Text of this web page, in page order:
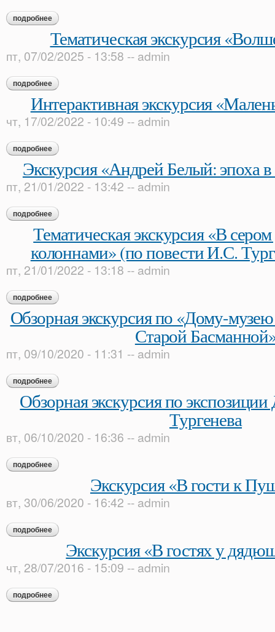
подробнее о тематическая экскурсия «мой идеал теперь — хозяйка…»
Тематическая экскурсия
пт, 07/02/2025 - 13:58 -- admin
подробнее о тематическая экскурсия «волшебная свеча»
Интерактивная экскурсия
чт, 17/02/2022 - 10:49 -- admin
подробнее о интерактивная экскурсия «маленький тургенев»
Экскурсия «Андрей Белый: эпоха в
пт, 21/01/2022 - 13:42 -- admin
подробнее о экскурсия «андрей белый: эпоха в зеркале судьбы»
Тематическая экскурсия «В
колоннами» (по повести И.С.
пт, 21/01/2022 - 13:18 -- admin
подробнее о тематическая экскурсия «в сером доме с белыми
Обзорная экскурсия по «Дому-
Старой
пт, 09/10/2020 - 11:31 -- admin
подробнее о обзорная экскурсия по «дому-музею в. л. пушкина на
Обзорная экскурсия по
Тургенева
вт, 06/10/2020 - 16:36 -- admin
подробнее о обзорная экскурсия по экспозиции дома-музея и. с.
Экскурсия «В гости к
вт, 30/06/2020 - 16:42 -- admin
подробнее о экскурсия «в гости к пушкину»
Экскурсия «В гостях у
чт, 28/07/2016 - 15:09 -- admin
подробнее о экскурсия «в гостях у дядюшки поэта»